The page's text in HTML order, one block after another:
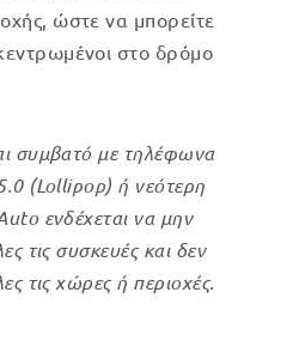
ώστε να μπορείτε
στο δρόμο
συμβατό με τηλέφωνα
(Lollipop) ή νεότερη
ενδέχεται να μην
τις συσκευές και δεν
τις χώρες ή περιοχές.